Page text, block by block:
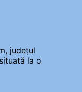
județul
la o